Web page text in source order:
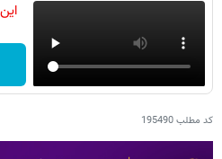
کد مطلب195490